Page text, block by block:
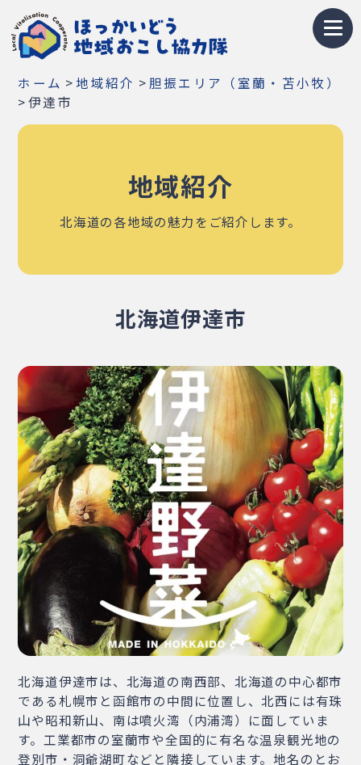
トップページ
地域おこし協力隊とは
イベント・研修会
・相談窓口・お問合せ・リンク集
・プライバシーポリシー
・サイトマップ
ホーム > 地域紹介 > 胆振エリア（室蘭・苫小牧）
>伊達市
地域紹介
北海道の各地域の魅力をご紹介します。
北海道伊達市
北海道伊達市は、北海道の南西部、北海道の中心都市
である札幌市と函館市の中間に位置し、北西には有珠
山や昭和新山、南は噴火湾（内浦湾）に面していま
す。工業都市の室蘭市や全国的に有名な温泉観光地の
登別市・洞爺湖町などと隣接しています。地名のとお